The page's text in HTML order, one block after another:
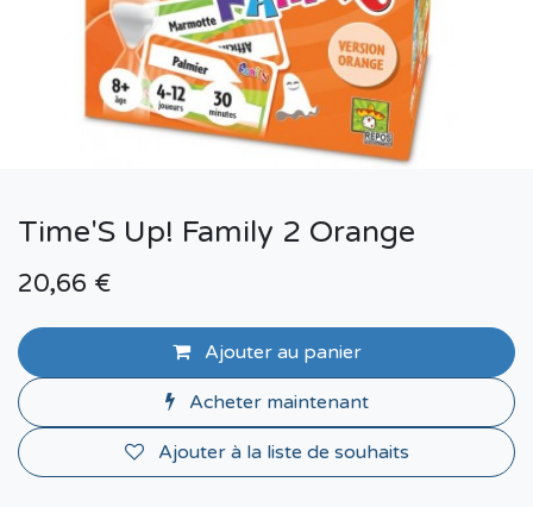
Time'S Up! Family 2 Orange
20,66 €
Ajouter au panier
Acheter maintenant
Ajouter à la liste de souhaits